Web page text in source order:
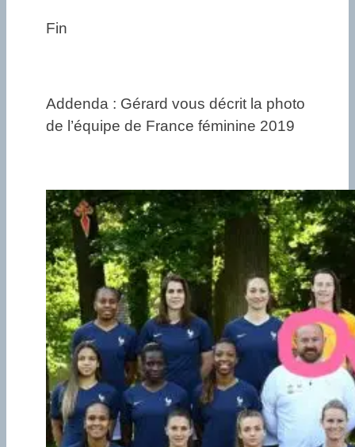
Fin
Addenda : Gérard vous décrit la photo
de l’équipe de France féminine 2019